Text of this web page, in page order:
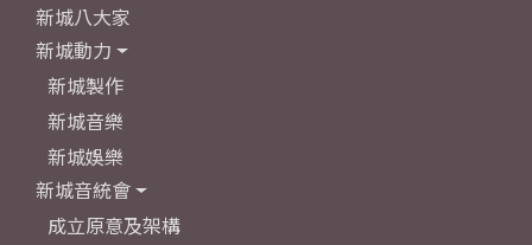
新城八大家
新城動力
新城製作
新城音樂
新城娛樂
新城音統會
成立原意及架構